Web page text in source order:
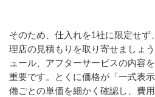
そのため、仕入れを1社に限定せ
理店の見積もりを取り寄せましょ
ュール、アフターサービスの内容
重要です。とくに価格が「一式表
備ごとの単価を細かく確認し、費